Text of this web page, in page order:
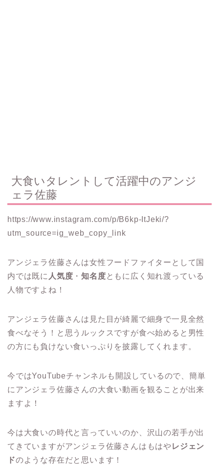
大食いタレントして活躍中のアンジ
ェラ佐藤
https://www.instagram.com/p/B6kp-ItJeki/?
utm_source=ig_web_copy_link
アンジェラ佐藤さんは女性フードファイターとして国
内では既に 人気度 ・知名度 ともに広く知れ渡っている
人物ですよね！
アンジェラ佐藤さんは見た目が綺麗で細身で一見全然
食べなそう！と思うルックスですが食べ始めると男性
の方にも負けない食いっぷりを披露してくれます。
今ではYouTubeチャンネルも開設しているので、簡単
にアンジェラ佐藤さんの大食い動画を観ることが出来
ますよ！
今は大食いの時代と言っていいのか、沢山の若手が出
てきていますがアンジェラ佐藤さんはもはやレジェン
ドのような存在だと思います！